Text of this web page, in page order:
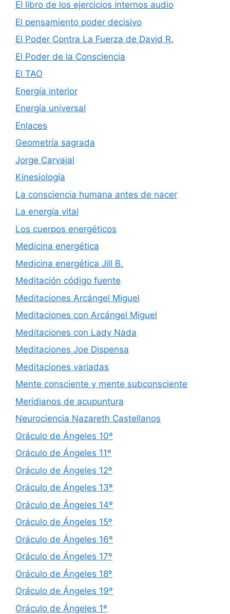
El libro de los ejercicios internos audio
El pensamiento poder decisivo
El Poder Contra La Fuerza de David R.
El Poder de la Consciencia
El TAO
Energía interior
Energía universal
Enlaces
Geometría sagrada
Jorge Carvajal
Kinesiología
La consciencia humana antes de nacer
La energía vital
Los cuerpos energéticos
Medicina energética
Medicina energética Jill B.
Meditación código fuente
Meditaciones Arcángel Miguel
Meditaciones con Arcángel Miguel
Meditaciones con Lady Nada
Meditaciones Joe Dispensa
Meditaciones variadas
Mente consciente y mente subconsciente
Meridianos de acupuntura
Neurociencia Nazareth Castellanos
Oráculo de Ángeles 10º
Oráculo de Ángeles 11º
Oráculo de Ángeles 12º
Oráculo de Ángeles 13º
Oráculo de Ángeles 14º
Oráculo de Ángeles 15º
Oráculo de Ángeles 16º
Oráculo de Ángeles 17º
Oráculo de Ángeles 18º
Oráculo de Ángeles 19º
Oráculo de Ángeles 1º